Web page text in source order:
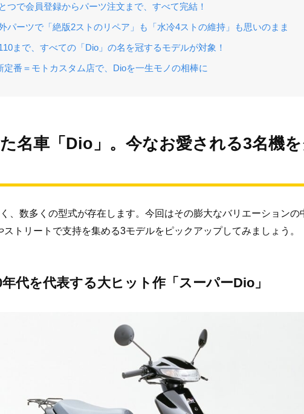
つで会員登録からパーツ注文まで、すべて完結！
パーツで「絶版2ストのリペア」も「水冷4ストの維持」も思いのまま
まで、すべての「Dio」の名を冠するモデルが対象！
定番＝モトカスタム店で、Dioを一生モノの相棒に
名車「Dio」。今なお愛される3名機
、数多くの型式が存在します。今回はその膨大なバリエーションの
トリートで支持を集める3モデルをピックアップしてみましょう。
年代を代表する大ヒット作「スーパーDio」